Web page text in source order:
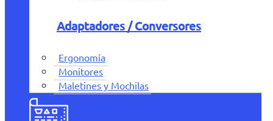
Adaptadores / Conversores
Ergonomía
Monitores
Maletines y Mochilas